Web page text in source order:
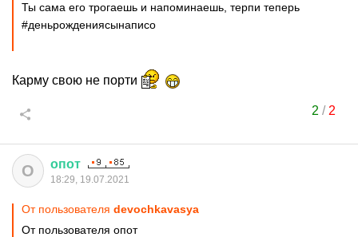
Ты сама его трогаешь и напоминаешь, терпи теперь
#деньрождениясынаписо
Карму свою не порти
2 / 2
О опот
18:29, 19.07.2021
От пользователя devochkavasya
От пользователя опот